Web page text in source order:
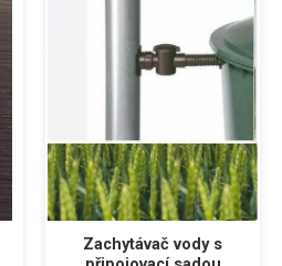
Zachytávač vody s